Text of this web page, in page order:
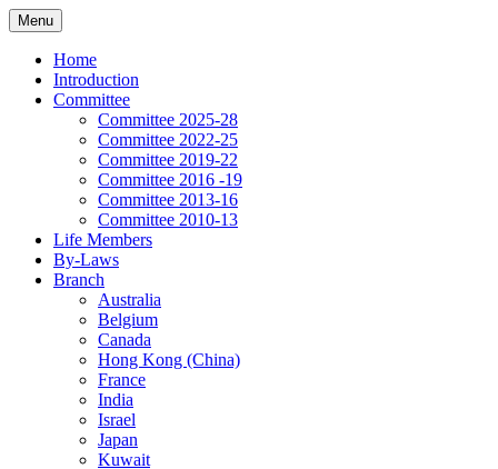
Skip
to
content
Global Federation for Nepali Literature (GFNL)
विश्व नेपाली साहित्य महासंघ www.gfnl.org
Header
Menu
Menu
Home
Introduction
Committee
Committee 2025-28
Committee 2022-25
Committee 2019-22
Committee 2016 -19
Committee 2013-16
Committee 2010-13
Life Members
By-Laws
Branch
Australia
Belgium
Canada
Hong Kong (China)
France
India
Israel
Japan
Kuwait